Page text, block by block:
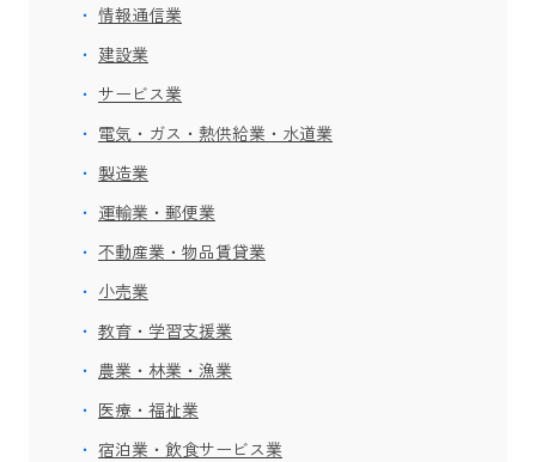
情報通信業
建設業
サービス業
電気・ガス・熱供給業・水道業
製造業
運輸業・郵便業
不動産業・物品賃貸業
小売業
教育・学習支援業
農業・林業・漁業
医療・福祉業
宿泊業・飲食サービス業